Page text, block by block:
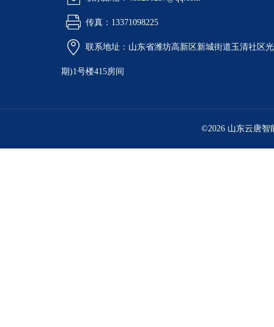
传真：13371098225
联系地址：山东省潍坊高新区新城街道玉清社区
期)1号楼415房间
©2026 山东云唐